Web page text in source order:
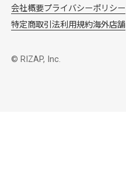
会社概要プライバシーポリシー
特定商取引法利用規約海外店舗
© RIZAP, Inc.